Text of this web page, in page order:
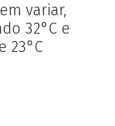
variar,
32°C e
23°C